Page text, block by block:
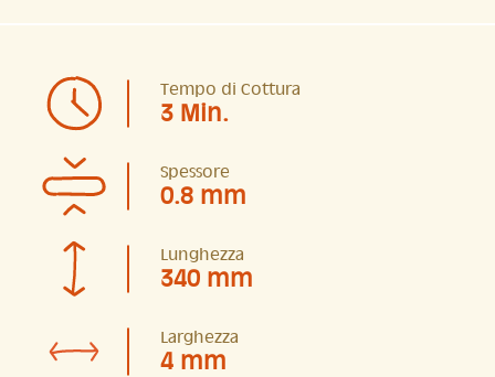
Tempo di Cottura
3 Min.
Spessore
0.8 mm
Lunghezza
340 mm
Larghezza
4 mm